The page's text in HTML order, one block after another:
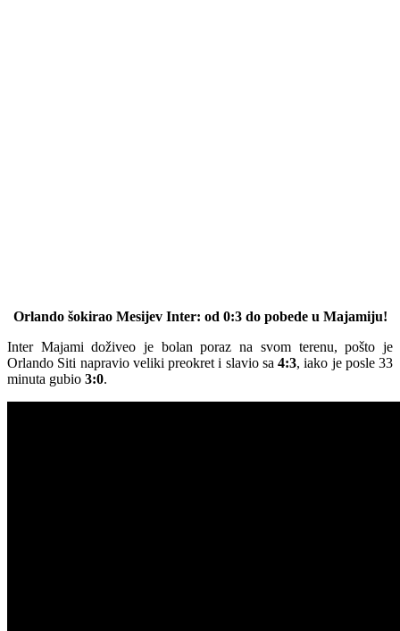
Orlando šokirao Mesijev Inter: od 0:3 do pobede u Majamiju!
Inter Majami doživeo je bolan poraz na svom terenu, pošto je
Orlando Siti napravio veliki preokret i slavio sa 4:3, iako je posle 33
minuta gubio 3:0.